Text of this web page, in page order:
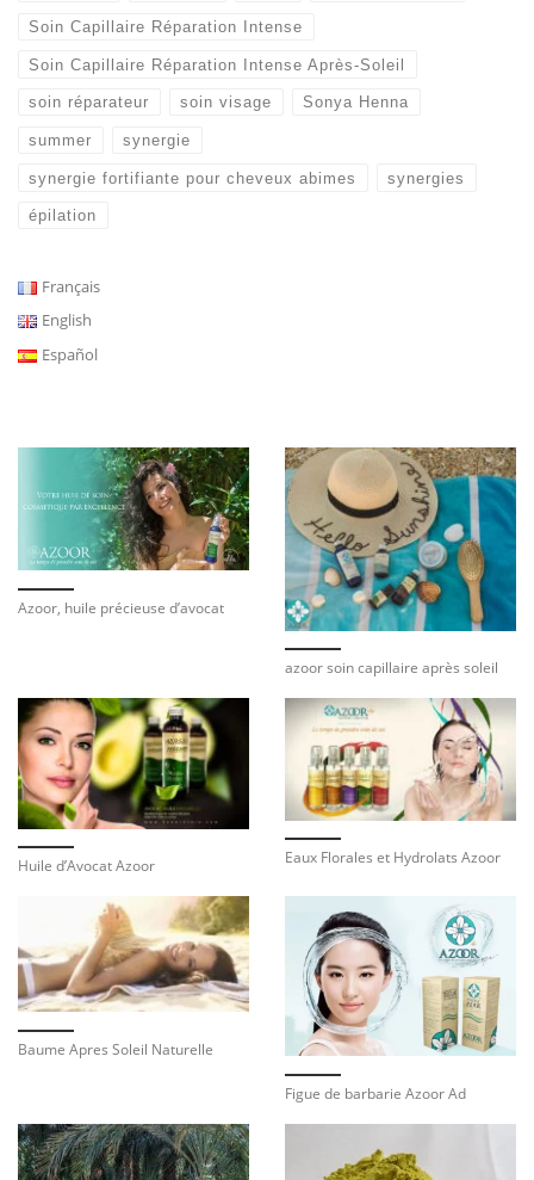
Soin Capillaire Réparation Intense
Soin Capillaire Réparation Intense Après-Soleil
soin réparateur soin visage Sonya Henna
summer synergie
synergie fortifiante pour cheveux abimes synergies
épilation
Français
English
Español
Azoor, huile précieuse d’avocat
azoor soin capillaire après soleil
Huile d’Avocat Azoor Eaux Florales et Hydrolats Azoor
Baume Apres Soleil Naturelle
Figue de barbarie Azoor Ad